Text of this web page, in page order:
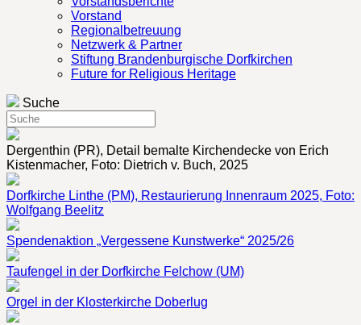
Vorstand
Regionalbetreuung
Netzwerk & Partner
Stiftung Brandenburgische Dorfkirchen
Future for Religious Heritage
Suche
Dergenthin (PR), Detail bemalte Kirchendecke von Erich
Kistenmacher, Foto: Dietrich v. Buch, 2025
Dorfkirche Linthe (PM), Restaurierung Innenraum 2025, Foto:
Wolfgang Beelitz
Spendenaktion „Vergessene Kunstwerke“ 2025/26
Taufengel in der Dorfkirche Felchow (UM)
Orgel in der Klosterkirche Doberlug